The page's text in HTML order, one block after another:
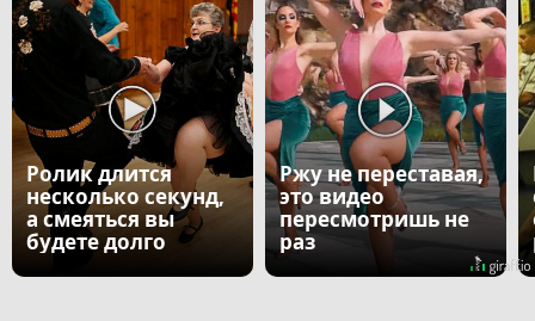
Ролик длится
несколько секунд,
а смеяться вы
будете долго
Ржу не переставая,
это видео
пересмотришь не
раз